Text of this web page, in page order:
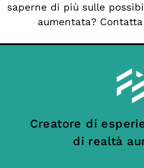
saperne di più sulle
aumentata?
Creatore di
di realtà